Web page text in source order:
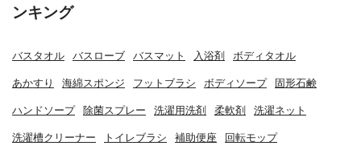
ンキング
バスタオル バスローブ バスマット 入浴剤 ボディタオル
あかすり 海綿スポンジ フットブラシ ボディソープ 固形石鹸
ハンドソープ 除菌スプレー 洗濯用洗剤 柔軟剤 洗濯ネット
洗濯槽クリーナー トイレブラシ 補助便座 回転モップ